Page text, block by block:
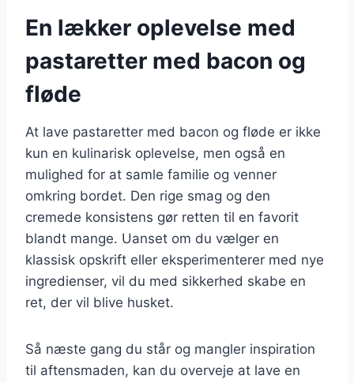
En lækker oplevelse med
pastaretter med bacon og
fløde
At lave pastaretter med bacon og fløde er ikke
kun en kulinarisk oplevelse, men også en
mulighed for at samle familie og venner
omkring bordet. Den rige smag og den
cremede konsistens gør retten til en favorit
blandt mange. Uanset om du vælger en
klassisk opskrift eller eksperimenterer med nye
ingredienser, vil du med sikkerhed skabe en
ret, der vil blive husket.
Så næste gang du står og mangler inspiration
til aftensmaden, kan du overveje at lave en